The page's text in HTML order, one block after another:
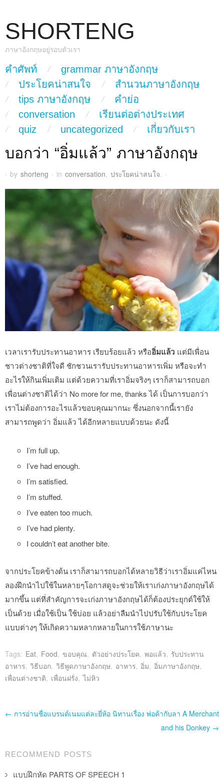
SHORTENG
ภาษาอังกฤษอยู่รอบตัวเรา
Main Menu
skip to content
คำศัพท์
grammar ภาษาอังกฤษ
ประโยคน่าสนใจ
สำนวนภาษาอังกฤษ
tips ภาษาอังกฤษ
คำย่อ
conversation
เรียนต่อต่างประเทศ
quiz
uncategorized เกี่ยวกับเรา
บอกว่า “อิ่มแล้ว” ภาษาอังกฤษ
· by shorteng · in conversation, ประโยคน่าสนใจ. ·
เวลาเรารับประทานอาหาร เรียบร้อยแล้ว หรืออิ่มแล้ว แต่มีเพื่อน
ชาวต่างชาติที่ใจดี ชักชวนเรารับประทานอาหารเพิ่ม หรือจะทำ
อะไรให้กินเพิ่มเติม แต่ด้วยความที่เราอิ่มจริงๆ เราก็สามารถบอก
เพื่อนต่างชาติได้ว่า No more for me, thanks ได้ เป็นการบอกว่า
เราไม่ต้องการอะไรแล้วขอบคุณมากนะ ซึ่งนอกจากนี้เรายัง
สามารถพูดว่า อิ่มแล้ว ได้อีกหลายแบบด้วยนะ ดังนี้
I’m full up.
I’ve had enough.
I’m satisfied.
I’m stuffed.
I’ve eaten too much.
I’ve had plenty.
I couldn’t eat another bite.
จากประโยคข้างต้น เราก็สามารถบอกได้หลายวิธีว่าเราอิ่มแค่ไหน
ลองฝึกนำไปใช้ในหลายๆโอกาสดูจะช่วยให้เราเก่งภาษาอังกฤษได้
มากขึ้น แต่ที่สำคัญการจะเก่งภาษาอังกฤษได้ก็ต้องประยุกต์ใช้ให้
เป็นด้วย เมื่อใช้เป็น ใช้บ่อย แล้วอย่าลืมนำไปปรับใช้กับประโยค
แบบต่างๆ ให้เกิดความหลากหลายในการใช้ภาษานะ
Tags: Eat, Food, ขอบคุณ, ตัวอย่างประโยค, พอแล้ว, รับประทาน
อาหาร, วิธีบอก, วิธีพูดภาษาอังกฤษ, อาหาร, อิ่ม, อิ่มภาษาอังกฤษ,
เพื่อนต่างชาติ, เพื่อนฝรั่ง,ไม่หิว
Post navigation
← การอ่านชื่อแบรนด์เนมแต่ละยี่ห้อ นิทานเรื่อง พ่อค้ากับลา A Merchant
and his Donkey →
RECOMMEND POSTS
แบบฝึกหัด PARTS OF SPEECH 1